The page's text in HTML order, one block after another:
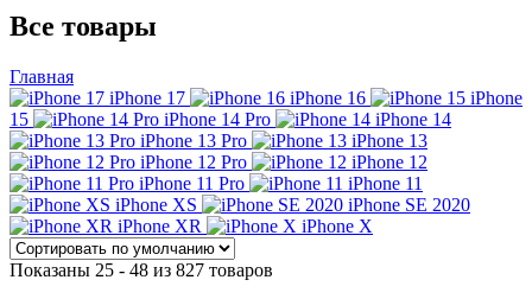
Все товары
Главная
iPhone 17
iPhone 16
iPhone
15
iPhone 14 Pro
iPhone 14
iPhone 13 Pro
iPhone 13
iPhone 12 Pro
iPhone 12
iPhone 11 Pro
iPhone 11
iPhone XS
iPhone SE 2020
iPhone XR
iPhone X
Показаны 25 - 48 из 827 товаров